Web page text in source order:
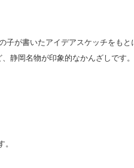
子が書いたアイデアスケッチをも
静岡名物が印象的なかんざしです。